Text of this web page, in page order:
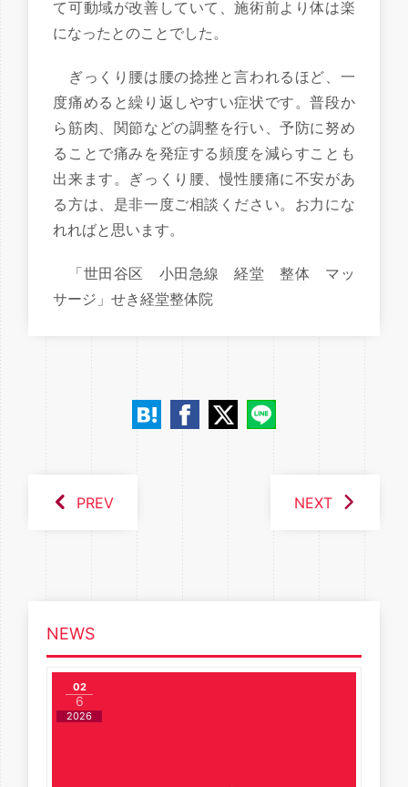
て可動域が改善していて、施術前より体は楽
になったとのことでした。
ぎっくり腰は腰の捻挫と言われるほど、一
度痛めると繰り返しやすい症状です。普段か
ら筋肉、関節などの調整を行い、予防に努め
ることで痛みを発症する頻度を減らすことも
出来ます。ぎっくり腰、慢性腰痛に不安があ
る方は、是非一度ご相談ください。お力にな
れればと思います。
「世田谷区 小田急線 経堂 整体 マッ
サージ」せき経堂整体院
PREV NEXT
NEWS
02
6
2026